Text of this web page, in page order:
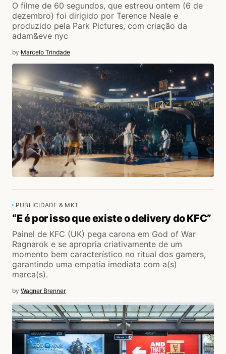
O filme de 60 segundos, que estreou ontem (6 de
dezembro) foi dirigido por Terence Neale e
produzido pela Park Pictures, com criação da
adam&eve nyc
by Marcelo Trindade
PUBLICIDADE & MKT
“E é por isso que existe o delivery do KFC”
Painel de KFC (UK) pega carona em God of War
Ragnarok e se apropria criativamente de um
momento bem característico no ritual dos gamers,
garantindo uma empatia imediata com a(s)
marca(s).
by Wagner Brenner